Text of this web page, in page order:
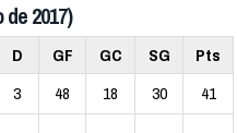
2017)
D GF GC SG
Pts
3 48 18 30 41